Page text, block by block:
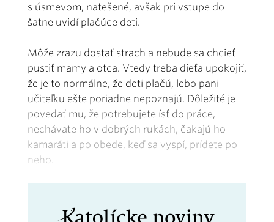
s úsmevom, natešené, avšak pri vstupe do
šatne uvidí plačúce deti.
Môže zrazu dostať strach a nebude sa chcieť
pustiť mamy a otca. Vtedy treba dieťa upokojiť,
že je to normálne, že deti plačú, lebo pani
učiteľku ešte poriadne nepoznajú. Dôležité je
povedať mu, že potrebujete ísť do práce,
nechávate ho v dobrých rukách, čakajú ho
kamaráti a po obede, keď sa vyspí, prídete po
neho.